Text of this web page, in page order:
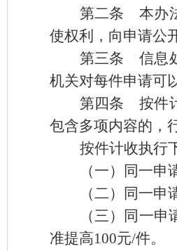
第二条 本办
使权利，向申请公
第三条 信息
机关对每件申请可
第四条 按件
包含多项内容的，
按件计收执行
（一）同一
（二）同一
（三）同一
准提高100元/件。